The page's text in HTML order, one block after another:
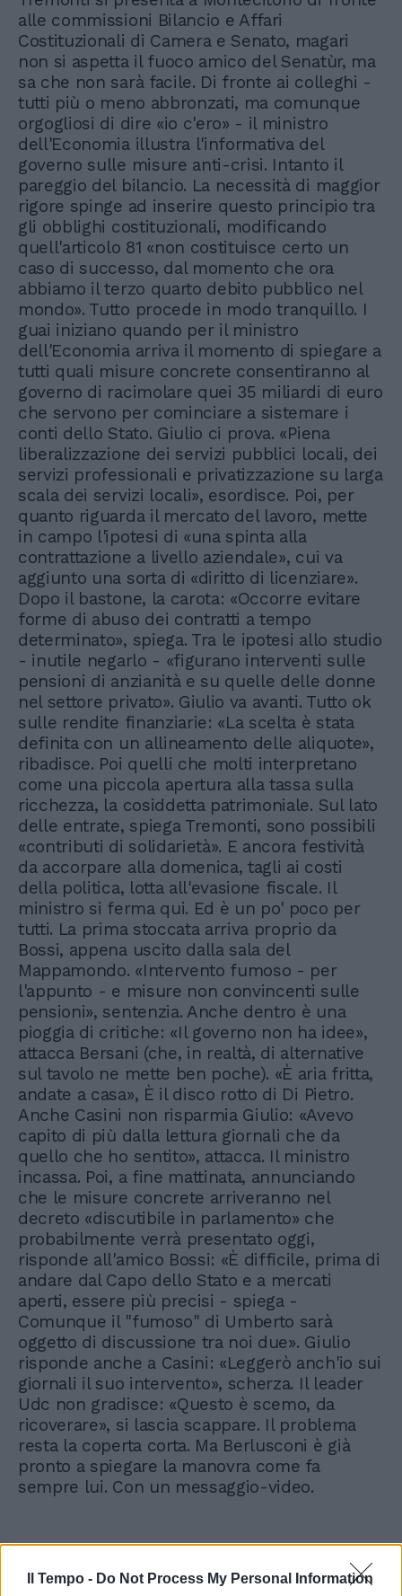
Il Tempo - Do Not Process My Personal Information
alle commissioni Bilancio e Affari
Costituzionali di Camera e Senato, magari
non si aspetta il fuoco amico del Senatùr, ma
sa che non sarà facile. Di fronte ai colleghi -
tutti più o meno abbronzati, ma comunque
orgogliosi di dire «io c'ero» - il ministro
dell'Economia illustra l'informativa del
governo sulle misure anti-crisi. Intanto il
pareggio del bilancio. La necessità di maggior
rigore spinge ad inserire questo principio tra
gli obblighi costituzionali, modificando
quell'articolo 81 «non costituisce certo un
caso di successo, dal momento che ora
abbiamo il terzo quarto debito pubblico nel
mondo». Tutto procede in modo tranquillo. I
guai iniziano quando per il ministro
dell'Economia arriva il momento di spiegare a
tutti quali misure concrete consentiranno al
governo di racimolare quei 35 miliardi di euro
che servono per cominciare a sistemare i
conti dello Stato. Giulio ci prova. «Piena
liberalizzazione dei servizi pubblici locali, dei
servizi professionali e privatizzazione su larga
scala dei servizi locali», esordisce. Poi, per
quanto riguarda il mercato del lavoro, mette
in campo l'ipotesi di «una spinta alla
contrattazione a livello aziendale», cui va
aggiunto una sorta di «diritto di licenziare».
Dopo il bastone, la carota: «Occorre evitare
forme di abuso dei contratti a tempo
determinato», spiega. Tra le ipotesi allo studio
- inutile negarlo - «figurano interventi sulle
pensioni di anzianità e su quelle delle donne
nel settore privato». Giulio va avanti. Tutto ok
sulle rendite finanziarie: «La scelta è stata
definita con un allineamento delle aliquote»,
ribadisce. Poi quelli che molti interpretano
come una piccola apertura alla tassa sulla
ricchezza, la cosiddetta patrimoniale. Sul lato
delle entrate, spiega Tremonti, sono possibili
«contributi di solidarietà». E ancora festività
da accorpare alla domenica, tagli ai costi
della politica, lotta all'evasione fiscale. Il
ministro si ferma qui. Ed è un po' poco per
tutti. La prima stoccata arriva proprio da
Bossi, appena uscito dalla sala del
Mappamondo. «Intervento fumoso - per
l'appunto - e misure non convincenti sulle
pensioni», sentenzia. Anche dentro è una
pioggia di critiche: «Il governo non ha idee»,
attacca Bersani (che, in realtà, di alternative
sul tavolo ne mette ben poche). «È aria fritta,
andate a casa», È il disco rotto di Di Pietro.
Anche Casini non risparmia Giulio: «Avevo
capito di più dalla lettura giornali che da
quello che ho sentito», attacca. Il ministro
incassa. Poi, a fine mattinata, annunciando
che le misure concrete arriveranno nel
decreto «discutibile in parlamento» che
probabilmente verrà presentato oggi,
risponde all'amico Bossi: «È difficile, prima di
andare dal Capo dello Stato e a mercati
aperti, essere più precisi - spiega -
Comunque il "fumoso" di Umberto sarà
oggetto di discussione tra noi due». Giulio
risponde anche a Casini: «Leggerò anch'io sui
giornali il suo intervento», scherza. Il leader
Udc non gradisce: «Questo è scemo, da
ricoverare», si lascia scappare. Il problema
resta la coperta corta. Ma Berlusconi è già
pronto a spiegare la manovra come fa
sempre lui. Con un messaggio-video.